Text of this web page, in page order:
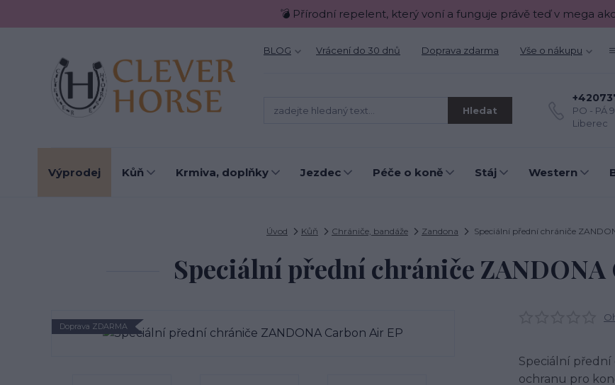
💣 Přírodní repelent, který voní a funguje právě teď v mega
BLOG Vrácení do 30 dnů Doprava zdarma Vše o nákupu
Hledat
PO - PÁ
Liberec
Výprodej Kůň Krmiva, doplňky Jezdec Péče o koně Stáj Western
Úvod Kůň Chrániče, bandáže Zandona Speciální přední chrániče
Speciální přední chrániče ZANDONA
Doprava ZDARMA
Speciální přední
ochranu pro